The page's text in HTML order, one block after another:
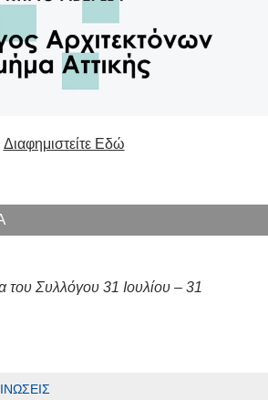
Διαφημιστείτε Εδώ
του Συλλόγου 31 Ιουλίου – 31